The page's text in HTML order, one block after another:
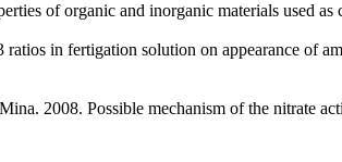
of organic and inorganic materials used
in fertigation solution on appearance of
2008. Possible mechanism of the nitrate